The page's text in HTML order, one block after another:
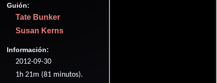
Guión:
Tate Bunker
Susan Kerns
Información:
2012-09-30
1h 21m (81 minutos).